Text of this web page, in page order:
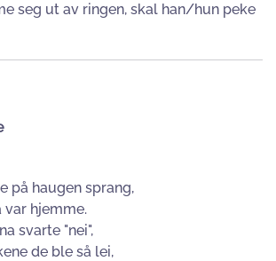
seg ut av ringen, skal han/hun peke
på haugen sprang,
hjemme.
svarte "nei",
de ble så lei,